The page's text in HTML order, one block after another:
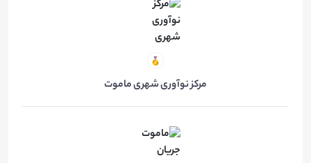
مرکز نوآوری شهری ماموت